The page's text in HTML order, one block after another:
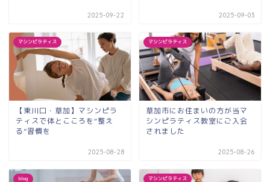
2025-09-22 2025-09-03
マシンピラティス
【東川口・草加】マシンピラ
ティスで体とこころを“整え
る”習慣を
2025-08-28
マシンピラティス
草加市にお住まいの方が当マ
シンピラティス教室にご入会
されました
2025-08-26
blog マシンピラティス